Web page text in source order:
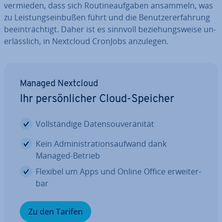
vermieden, dass sich Rou­ti­ne­auf­ga­ben ansammeln, was
zu Leis­tungs­ein­bu­ßen führt und die Be­nut­zer­er­fah­rung
be­ein­träch­tigt. Daher ist es sinnvoll be­zie­hungs­wei­se un­
er­läss­lich, in Nextcloud CronJobs anzulegen.
Managed Nextcloud
Ihr per­sön­li­cher Cloud-Speicher
Voll­stän­di­ge Da­ten­sou­ve­rä­ni­tät
Kein Ad­mi­nis­tra­ti­ons­auf­wand dank
Managed-Betrieb
Flexibel um Apps und Online Office er­wei­ter­
bar
Zu den Tarifen